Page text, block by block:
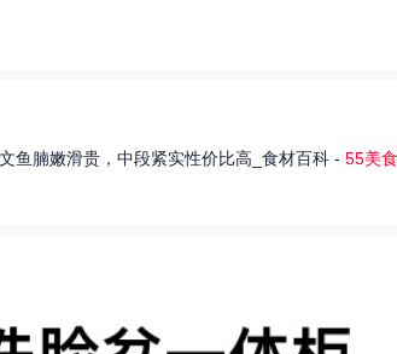
鱼腩嫩滑贵，中段紧实性价比高_食材百科 - 55美